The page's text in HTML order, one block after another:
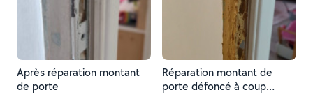
Après réparation montant
de porte
Réparation montant de
porte défoncé à coup